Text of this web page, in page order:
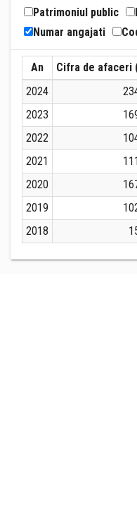
Patrimoniul public
Numar angajati
An Cifra de afaceri
2024
2023
2022
2021
2020
2019
2018